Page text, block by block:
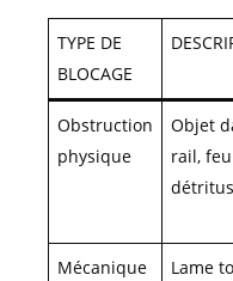
TYPE DE
BLOCAGE
Obstruction
physique
Objet
rail,
détritus
Mécanique
Lame